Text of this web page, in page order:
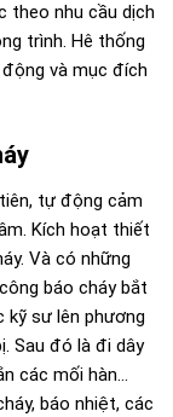
theo nhu cầu dịch
trình. Hê thống
và mục đích
tự động cảm
Kích hoạt thiết
Và có những
báo cháy bắt
kỹ sư lên phương
Sau đó là đi dây
các mối hàn…
báo nhiệt, các